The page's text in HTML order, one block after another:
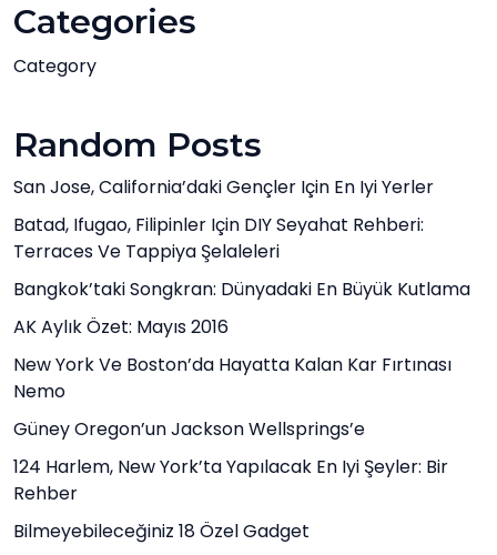
Categories
Category
Random Posts
San Jose, California’daki Gençler Için En Iyi Yerler
Batad, Ifugao, Filipinler Için DIY Seyahat Rehberi:
Terraces Ve Tappiya Şelaleleri
Bangkok’taki Songkran: Dünyadaki En Büyük Kutlama
AK Aylık Özet: Mayıs 2016
New York Ve Boston’da Hayatta Kalan Kar Fırtınası
Nemo
Güney Oregon’un Jackson Wellsprings’e
124 Harlem, New York’ta Yapılacak En Iyi Şeyler: Bir
Rehber
Bilmeyebileceğiniz 18 Özel Gadget